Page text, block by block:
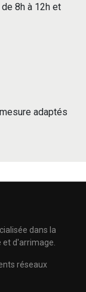
8h à 12h et
adaptés
dans la
d'arrimage.
réseaux